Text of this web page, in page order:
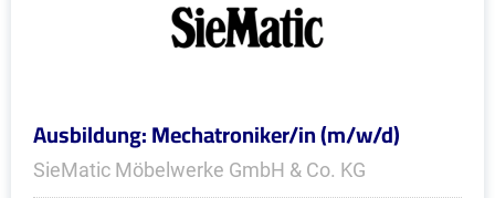
Ausbildung: Mechatroniker/in (m/w/d)
SieMatic Möbelwerke GmbH & Co. KG